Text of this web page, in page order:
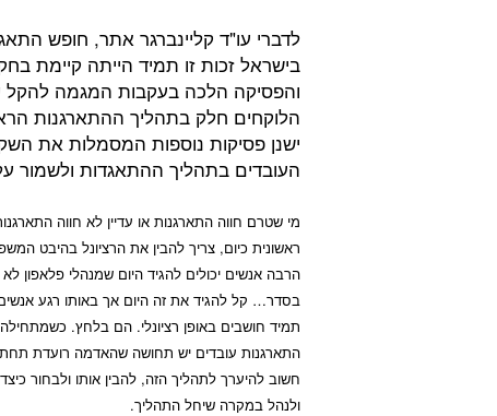
לדברי עו"ד קליינברגר אתר, חופש
והפסיקה הלכה בעקבות המגמה להקל
הלוקחים חלק בתהליך ההתארגנות
ישנן פסיקות נוספות המסמלות את
העובדים בתהליך ההתאגדות ולשמור
מי שטרם חווה התארגנות או עדיין לא חווה
ראשונית כיום, צריך להבין את הרציונל בהיבט
הרבה אנשים יכולים להגיד היום שמנהלי פלאפון לא
בסדר… קל להגיד את זה היום אך באותו רגע
תמיד חושבים באופן רציונלי. הם בלחץ. כשמתחילה
התארגנות עובדים יש תחושה שהאדמה רועדת
חשוב להיערך לתהליך הזה, להבין אותו ולבחור
ולנהל במקרה שיחל התהליך.